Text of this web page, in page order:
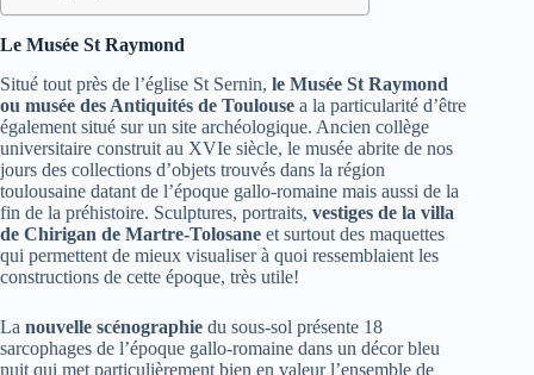
Le Musée St Raymond
Situé tout près de l’église St Sernin, le Musée St Raymond
ou musée des Antiquités de Toulouse a la particularité d’être
également situé sur un site archéologique. Ancien collège
universitaire construit au XVIe siècle, le musée abrite de nos
jours des collections d’objets trouvés dans la région
toulousaine datant de l’époque gallo-romaine mais aussi de la
fin de la préhistoire. Sculptures, portraits, vestiges de la villa
de Chirigan de Martre-Tolosane et surtout des maquettes
qui permettent de mieux visualiser à quoi ressemblaient les
constructions de cette époque, très utile!
La nouvelle scénographie du sous-sol présente 18
sarcophages de l’époque gallo-romaine dans un décor bleu
nuit qui met particulièrement bien en valeur l’ensemble de